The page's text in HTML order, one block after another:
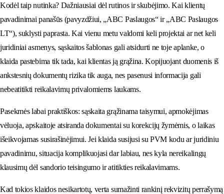
Kodėl taip nutinka? Dažniausiai dėl rutinos ir skubėjimo. Kai klientų
pavadinimai panašūs (pavyzdžiui, „ABC Paslaugos“ ir „ABC Paslaugos
LT“), suklysti paprasta. Kai vienu metu valdomi keli projektai ar net keli
juridiniai asmenys, sąskaitos šablonas gali atsidurti ne toje aplanke, o
klaida pastebima tik tada, kai klientas ją grąžina. Kopijuojant duomenis iš
ankstesnių dokumentų rizika tik auga, nes pasenusi informacija gali
nebeatitikti reikalavimų privalomiems laukams.
Pasekmės labai praktiškos: sąskaita grąžinama taisymui, apmokėjimas
vėluoja, apskaitoje atsiranda dokumentai su korekcijų žymėmis, o laikas
išeikvojamas susirašinėjimui. Jei klaida susijusi su PVM kodu ar juridiniu
pavadinimu, situacija komplikuojasi dar labiau, nes kyla nereikalingų
klausimų dėl sandorio teisingumo ir atitikties reikalavimams.
Kad tokios klaidos nesikartotų, verta sumažinti rankinį rekvizitų perrašymą